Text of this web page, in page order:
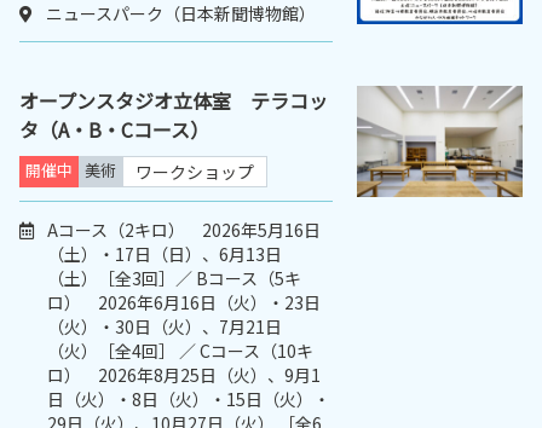
ニュースパーク（日本新聞博物館）
オープンスタジオ立体室 テラコッ
タ（A・B・Cコース）
開催中 美術 ワークショップ
Aコース（2キロ） 2026年5月16日
（土）・17日（日）、6月13日
（土）［全3回］／ Bコース（5キ
ロ） 2026年6月16日（火）・23日
（火）・30日（火）、7月21日
（火）［全4回］ ／ Cコース（10キ
ロ） 2026年8月25日（火）、9月1
日（火）・8日（火）・15日（火）・